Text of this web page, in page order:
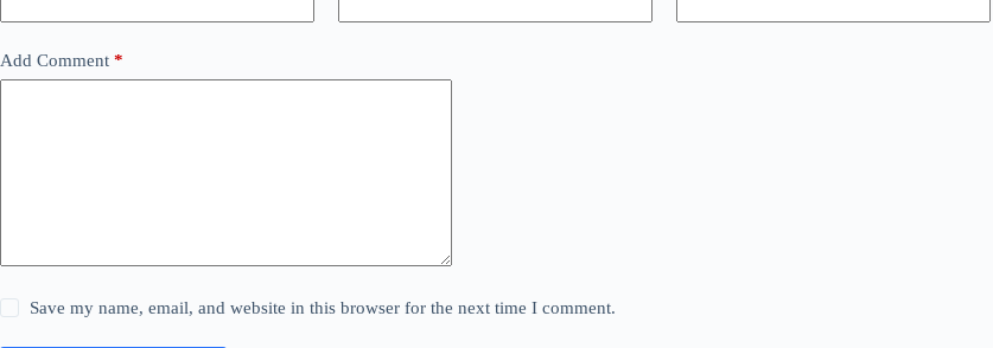
Add Comment *
Save my name, email, and website in this browser for the next time I comment.